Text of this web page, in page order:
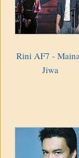
Rini AF7 -
Jiwa